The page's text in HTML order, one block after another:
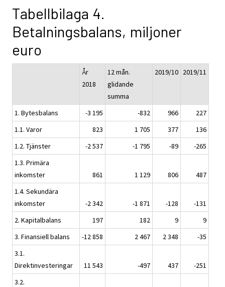
Tabellbilaga 4.
Betalningsbalans, miljoner
euro
År
2018
12 mån.
glidande
summa
2019/10 2019/11
1. Bytesbalans -3 195 -832 966
227
1.1. Varor
823 1 705 377
136
1.2. Tjänster
-2 537 -1 795 -89
-265
1.3. Primära
inkomster
861 1 129 806
487
1.4. Sekundära
inkomster
-2 342 -1 871 -128
-131
2. Kapitalbalans
197 182 9
9
3. Finansiell balans
-12 858 2 467 2 348
-35
3.1.
Direktinvesteringar
11 543 -497 437
-251
3.2.